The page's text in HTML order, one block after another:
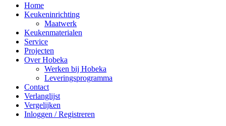
Home
Keukeninrichting
Maatwerk
Keukenmaterialen
Service
Projecten
Over Hobeka
Werken bij Hobeka
Leveringsprogramma
Contact
Verlanglijst
Vergelijken
Inloggen / Registreren